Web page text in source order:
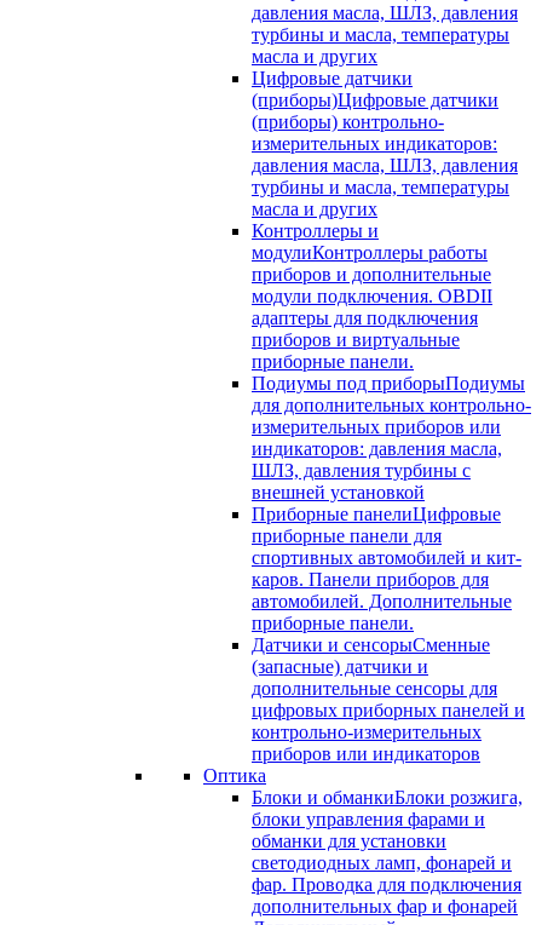
давления масла, ШЛЗ, давления
турбины и масла, температуры
масла и других
Цифровые датчики
(приборы)Цифровые датчики
(приборы) контрольно-
измерительных индикаторов:
давления масла, ШЛЗ, давления
турбины и масла, температуры
масла и других
Контроллеры и
модулиКонтроллеры работы
приборов и дополнительные
модули подключения. OBDII
адаптеры для подключения
приборов и виртуальные
приборные панели.
Подиумы под приборыПодиумы
для дополнительных контрольно-
измерительных приборов или
индикаторов: давления масла,
ШЛЗ, давления турбины с
внешней установкой
Приборные панелиЦифровые
приборные панели для
спортивных автомобилей и кит-
каров. Панели приборов для
автомобилей. Дополнительные
приборные панели.
Датчики и сенсорыСменные
(запасные) датчики и
дополнительные сенсоры для
цифровых приборных панелей и
контрольно-измерительных
приборов или индикаторов
Оптика
Блоки и обманкиБлоки розжига,
блоки управления фарами и
обманки для установки
светодиодных ламп, фонарей и
фар. Проводка для подключения
дополнительных фар и фонарей